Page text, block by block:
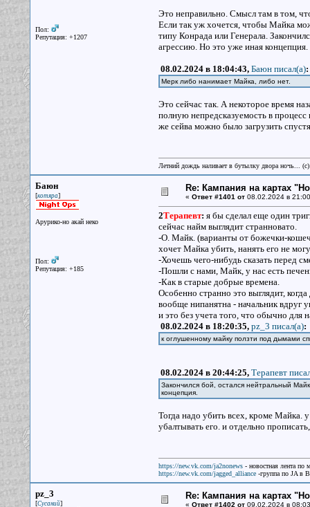
Пол:
Репутация: +1207
Это неправильно. Смысл там в том,
Если так уж хочется, чтобы Майка
типу Конрада или Генерала.
агрессию. Но это уже иная концепция.
08.02.2024 в 18:04:43, Баюн писал(a):
Мерк либо нанимает Майка, либо нет.
Это сейчас так. А некоторое время
полную непредсказуемость в
же сейва можно было загрузить
Летний дождь наливает в бутылку двора ночь...
Баюн
[котяра]
Арурико-но акай неко
Пол:
Репутация: +185
Re: Кампания на картах
« Ответ #1401 от08.02.2024 в
2Терапевт: я бы сделал еще один
сейчас найм выглядит странновато.
-О. Майк. (варианты от божечки-
хочет Майка убить, нанять его не
-Хочешь чего-нибудь сказать перед
-Пошли с нами, Майк, у нас есть
-Как в старые добрые времена.
Особенно странно это выглядит,
вообще нипанятна - начальник вдруг
и это без учета того, что обычно для
08.02.2024 в 18:20:35, pz_3 писал(a):
к оглушенному майку ползти под дымами
08.02.2024 в 20:44:25, Терапевт
Закончился бой, остался нейтральный
концепция.
Тогда надо убить всех, кроме Майка.
убалтывать его. и отдельно
https://new.vk.com/ja2nonews- новостная лента по
https://new.vk.com/jagged_alliance-группа по JA в
pz_3
[Сусаний]
Re: Кампания на картах
« Ответ #1402 от09.02.2024 в